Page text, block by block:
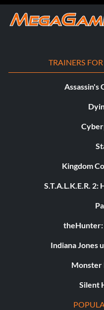
TRAINERS
Assassin's
Kingdom
S.T.A.L.K.E.R.
theHunter:
Indiana Jones
Monster
Silent